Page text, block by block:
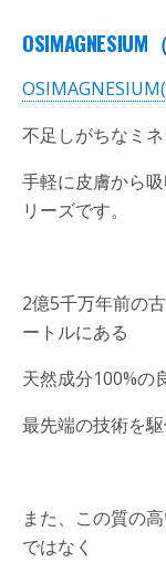
OSIMAGNESIUM
不足しがちなミ
手軽に皮膚から
リーズです。
2億5千万年前の
ートルにある
天然成分100%の
最先端の技術を
また、この質の
ではなく